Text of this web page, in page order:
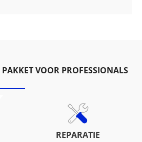
PAKKET VOOR PROFESSIONALS
REPARATIE